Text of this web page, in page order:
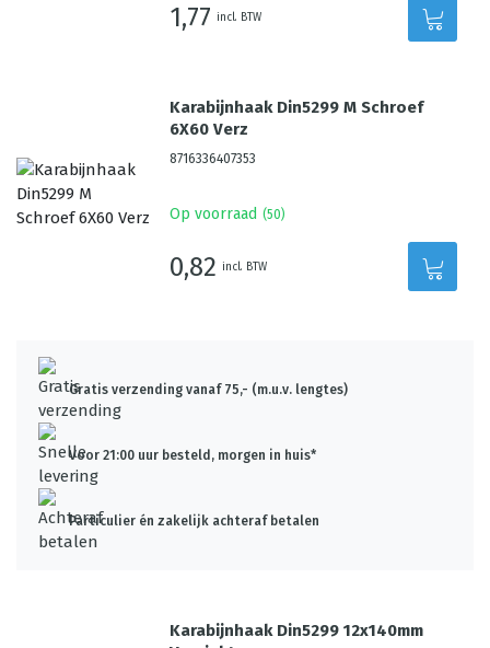
1,77 incl. BTW
Karabijnhaak Din5299 M Schroef
6X60 Verz
8716336407353
Op voorraad (50)
0,82 incl. BTW
Gratis verzending vanaf 75,- (m.u.v. lengtes)
Voor 21:00 uur besteld, morgen in huis*
Particulier én zakelijk achteraf betalen
Karabijnhaak Din5299 12x140mm